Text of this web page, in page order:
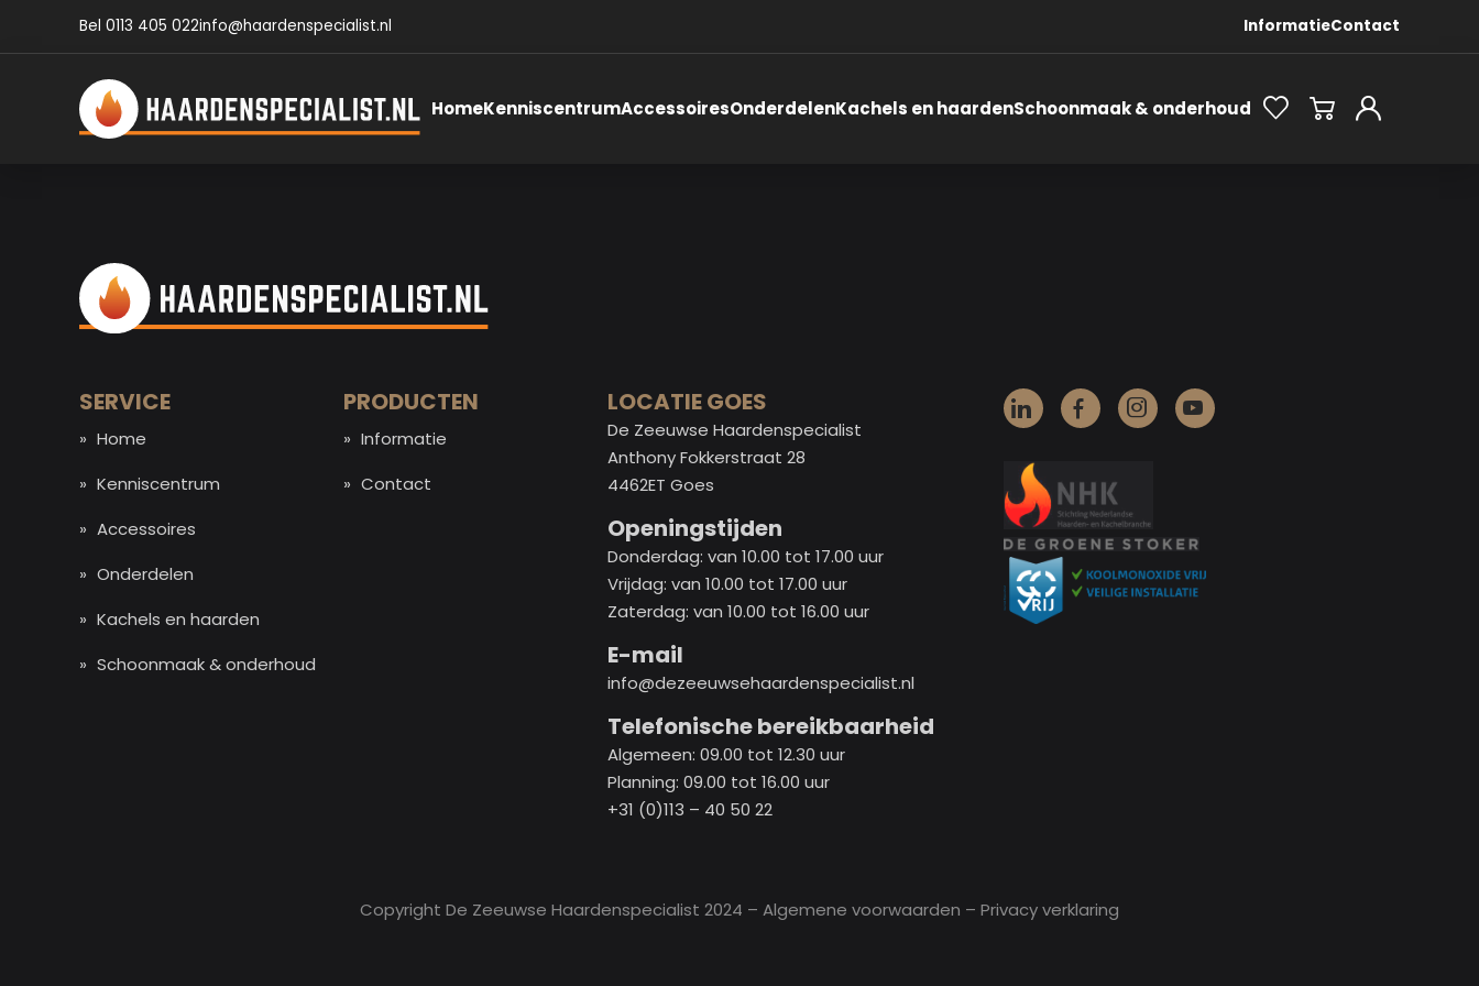
Bel 0113 405 022info@haardenspecialist.nl InformatieContact
HomeKenniscentrumAccessoiresOnderdelenKachels en haardenSchoonmaak & onderhoud
SERVICE
Home
Kenniscentrum
Accessoires
Onderdelen
Kachels en haarden
Schoonmaak & onderhoud
PRODUCTEN
Informatie
Contact
LOCATIE GOES
De Zeeuwse Haardenspecialist
Anthony Fokkerstraat 28
4462ET Goes
Openingstijden
Donderdag: van 10.00 tot 17.00 uur
Vrijdag: van 10.00 tot 17.00 uur
Zaterdag: van 10.00 tot 16.00 uur
E-mail
info@dezeeuwsehaardenspecialist.nl
Telefonische bereikbaarheid
Algemeen: 09.00 tot 12.30 uur
Planning: 09.00 tot 16.00 uur
+31 (0)113 – 40 50 22
Copyright De Zeeuwse Haardenspecialist 2024 – Algemene voorwaarden – Privacy verklaring